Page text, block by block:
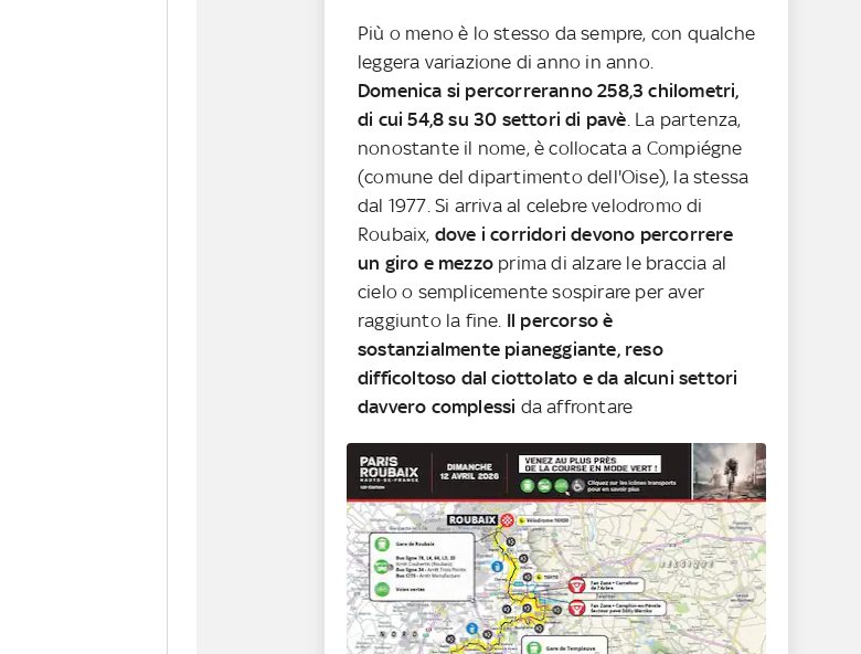
Più o meno è lo stesso da sempre, con qualche
leggera variazione di anno in anno.
Domenica si percorreranno 258,3 chilometri,
di cui 54,8 su 30 settori di pavè. La partenza,
nonostante il nome, è collocata a Compiégne
(comune del dipartimento dell'Oise), la stessa
dal 1977. Si arriva al celebre velodromo di
Roubaix, dove i corridori devono percorrere
un giro e mezzo prima di alzare le braccia al
cielo o semplicemente sospirare per aver
raggiunto la fine. Il percorso è
sostanzialmente pianeggiante, reso
difficoltoso dal ciottolato e da alcuni settori
davvero complessi da affrontare